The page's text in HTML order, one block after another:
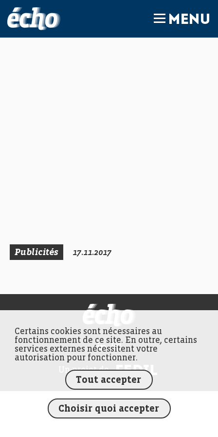
MENU
Publicités 17.11.2017
FEDIL écho
Un projet de
Certains cookies sont nécessaires au
fonctionnement de ce site. En outre, certains
services externes nécessitent votre
autorisation pour fonctionner.
Tout accepter
Choisir quoi accepter